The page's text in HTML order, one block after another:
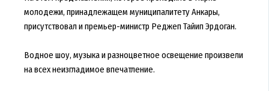
молодежи, принадлежащем муниципалитету Анкары,
присутствовал и премьер-министр Реджеп Тайип Эрдоган.
Водное шоу, музыка и разноцветное освещение произвели
на всех неизгладимое впечатление.